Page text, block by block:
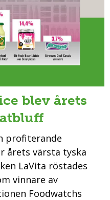
blev årets
profiterande
årets värsta tyska
LaVita röstades
vinnare av
Foodwatchs